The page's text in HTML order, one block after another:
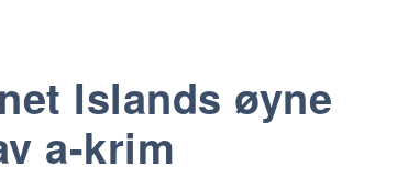
Islands øyne
a-krim